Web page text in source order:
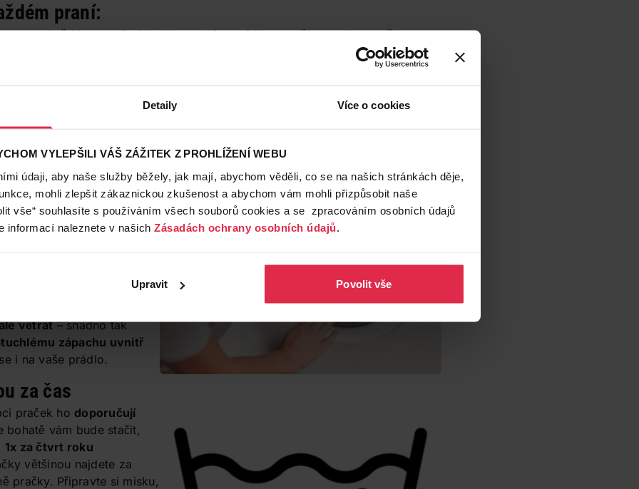
Detaily Více o cookies
VYLEPŠILI VÁŠ ZÁŽITEK Z PROHLÍŽENÍ WEBU
údaji, aby naše služby běžely, jak mají, abychom věděli, co se na našich stránkách děje,
mohli zlepšit zákaznickou zkušenost a abychom vám mohli přizpůsobit naše
vše“ souhlasíte s používáním všech souborů cookies a se zpracováním osobních údajů
informací naleznete v našich Zásadách ochrany osobních údajů.
Upravit Povolit vše
praní:
po každém praní– jakmilevyndáte prádlo z pračky, nechte pračku
nejčastější příčinou nepříjemného zápachuv
na
. Zdá se to jako maličkost, ale nevyčištěný zásobník na prací
pod tekoucí vodou.
těsnění– okraj bubnu
všechno, co v
vlasy, zvířecí chlupy,
Po každém praní
pro množení bakterií a
větrat– snadno tak
zápachu uvnitř
i na vaše prádlo.
za čas
praček ho doporučují
bohatě vám bude stačit,
1x za čtvrt roku
většinou najdete za
pračky. Připravte si misku,